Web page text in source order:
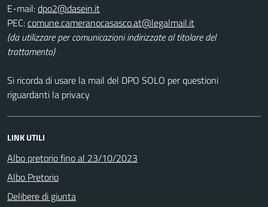
E-mail:
PEC:
(da utilizzare per comunicazioni indirizzate al titolare del
trattamento)
Si ricorda di usare la mail del DPO SOLO per questioni
riguardanti la privacy
LINK UTILI
Albo pretorio fino al 23/10/2023
Albo Pretorio
Delibere di giunta